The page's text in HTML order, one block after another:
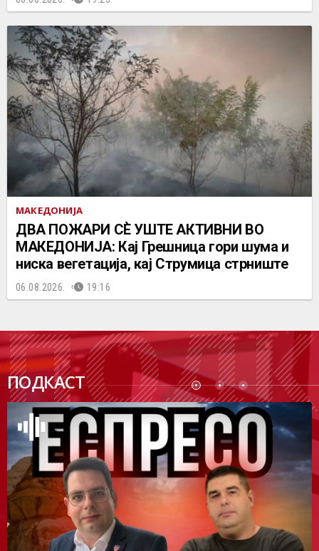
МАКЕДОНИЈА
ДВА ПОЖАРИ СÈ УШТЕ АКТИВНИ ВО
МАКЕДОНИЈА: Кај Грешница гори шума и
ниска вегетација, кај Струмица стрниште
06.08.2026. 19:16
ПОДКАСТ
ПОДК
АСТ